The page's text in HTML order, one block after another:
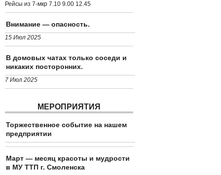
Рейсы из 7-мкр 7.10 9.00 12.45
Внимание — опасность.
15 Июл 2025
В домовых чатах только соседи и
никаких посторонних.
7 Июл 2025
МЕРОПРИЯТИЯ
Торжественное событие на нашем
предприятии
Март — месяц красоты и мудрости
в МУ ТТП г. Смоленска